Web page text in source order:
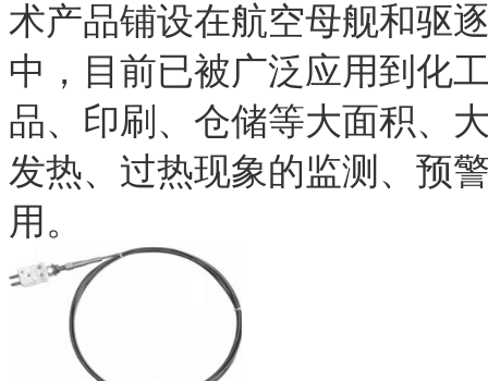
术产品铺设在航空母舰和驱
中，目前已被广泛应用到化
品、印刷、仓储等大面积、
发热、过热现象的监测、预
用。